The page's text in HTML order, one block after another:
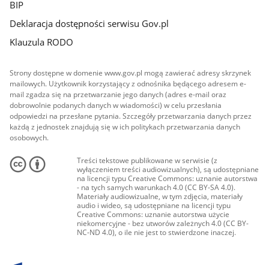
BIP
Deklaracja dostępności serwisu Gov.pl
Klauzula RODO
Strony dostępne w domenie www.gov.pl mogą zawierać adresy skrzynek
mailowych. Użytkownik korzystający z odnośnika będącego adresem e-
mail zgadza się na przetwarzanie jego danych (adres e-mail oraz
dobrowolnie podanych danych w wiadomości) w celu przesłania
odpowiedzi na przesłane pytania. Szczegóły przetwarzania danych przez
każdą z jednostek znajdują się w ich politykach przetwarzania danych
osobowych.
Treści tekstowe publikowane w serwisie (z
wyłączeniem treści audiowizualnych), są udostępniane
na licencji typu Creative Commons: uznanie autorstwa
- na tych samych warunkach 4.0 (CC BY-SA 4.0).
Materiały audiowizualne, w tym zdjęcia, materiały
audio i wideo, są udostępniane na licencji typu
Creative Commons: uznanie autorstwa użycie
niekomercyjne - bez utworów zależnych 4.0 (CC BY-
NC-ND 4.0), o ile nie jest to stwierdzone inaczej.